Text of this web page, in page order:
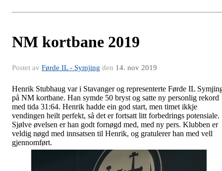
NM kortbane 2019
Postet av Førde IL - Symjing den 14. nov 2019
Henrik Stubhaug var i Stavanger og representerte Førde IL
på NM kortbane. Han symde 50 bryst og satte ny personlig rekord
med tida 31:64. Henrik hadde ein god start, men timet ikkje
vendingen heilt perfekt, så det er fortsatt litt forbedrings potensiale.
Sjølve øvelsen er han godt fornøgd med, med ny pers. Klubben er
veldig nøgd med innsatsen til Henrik, og gratulerer han med vell
gjennomført.